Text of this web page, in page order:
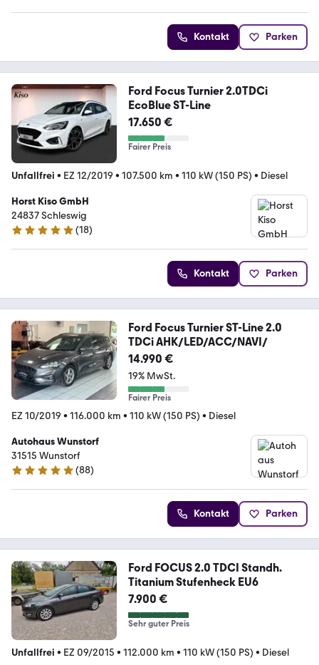
Kontakt Parken
Ford Focus Turnier 2.0TDCi
EcoBlue ST-Line
17.650 €
Fairer Preis
Unfallfrei • EZ 12/2019 • 107.500 km • 110 kW (150 PS) • Diesel
Horst Kiso GmbH
24837 Schleswig
5 Sterne
(18)
Kontakt Parken
Ford Focus Turnier ST-Line 2.0
TDCi AHK/LED/ACC/NAVI/
14.990 €
19% MwSt.
Fairer Preis
EZ 10/2019 • 116.000 km • 110 kW (150 PS) • Diesel
Autohaus Wunstorf
31515 Wunstorf
4.8 Sterne
(88)
Kontakt Parken
Ford FOCUS 2.0 TDCI Standh.
Titanium Stufenheck EU6
7.900 €
Sehr guter Preis
Unfallfrei • EZ 09/2015 • 112.000 km • 110 kW (150 PS) • Diesel